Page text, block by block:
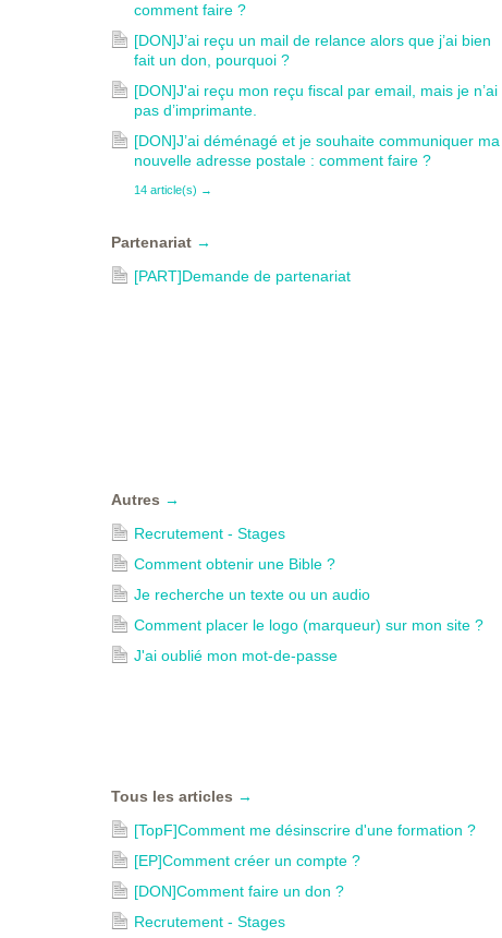
comment faire ?
[DON]J’ai reçu un mail de relance alors que j’ai bien
fait un don, pourquoi ?
[DON]J'ai reçu mon reçu fiscal par email, mais je n’ai
pas d’imprimante.
[DON]J’ai déménagé et je souhaite communiquer ma
nouvelle adresse postale : comment faire ?
14 article(s) →
Partenariat →
[PART]Demande de partenariat
Autres →
Recrutement - Stages
Comment obtenir une Bible ?
Je recherche un texte ou un audio
Comment placer le logo (marqueur) sur mon site ?
J'ai oublié mon mot-de-passe
Tous les articles →
[TopF]Comment me désinscrire d'une formation ?
[EP]Comment créer un compte ?
[DON]Comment faire un don ?
Recrutement - Stages